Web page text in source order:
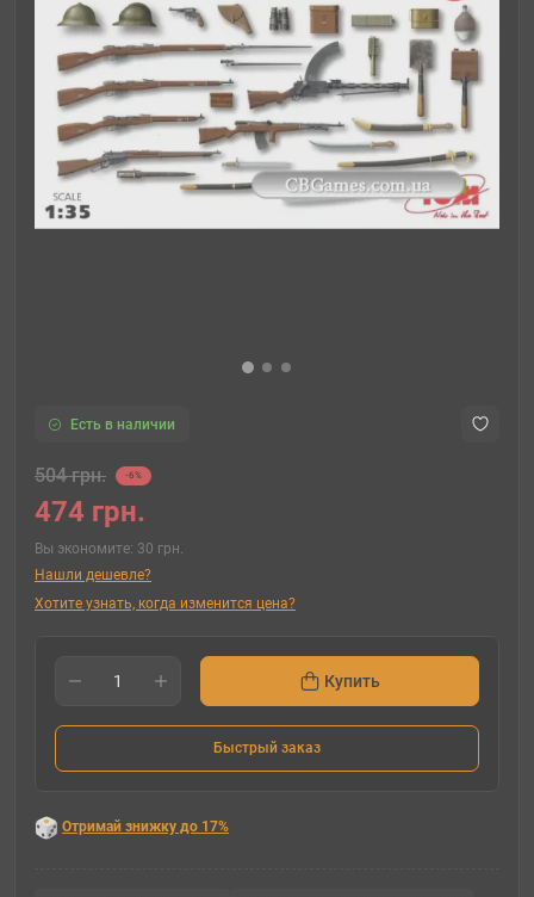
Есть в наличии
504 грн. -6%
474 грн.
Вы экономите: 30 грн.
Нашли дешевле?
Хотите узнать, когда изменится цена?
Купить
Быстрый заказ
Отримай знижку до 17%